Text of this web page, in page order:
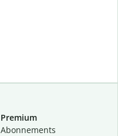
Premium
Abon­ne­ments